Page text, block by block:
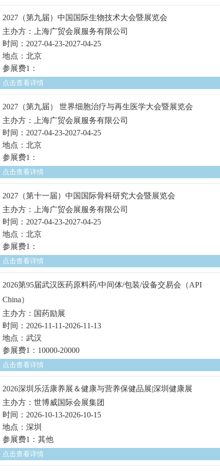
2027（第九届）中国国际生物技术大会暨展览会
主办方：上海广贸会展服务有限公司
时间：2027-04-23-2027-04-25
地点：北京
参展费1：
点击查看详情
2027（第九届） 世界细胞治疗与再生医学大会暨展览会
主办方：上海广贸会展服务有限公司
时间：2027-04-23-2027-04-25
地点：北京
参展费1：
点击查看详情
2027（第十一届）中国国际骨科研究大会暨展览会
主办方：上海广贸会展服务有限公司
时间：2027-04-23-2027-04-25
地点：北京
参展费1：
点击查看详情
2026第95届武汉医药原料药/中间体/包装/设备交易会（API
China）
主办方：国药励展
时间：2026-11-11-2026-11-13
地点：武汉
参展费1：10000-20000
点击查看详情
2026深圳乐活康养展＆健康与营养保健品展|深圳健康展
主办方：世博威国际会展集团
时间：2026-10-13-2026-10-15
地点：深圳
参展费1：其他
点击查看详情